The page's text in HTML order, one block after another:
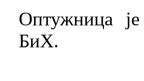
Оптужница
БиХ.